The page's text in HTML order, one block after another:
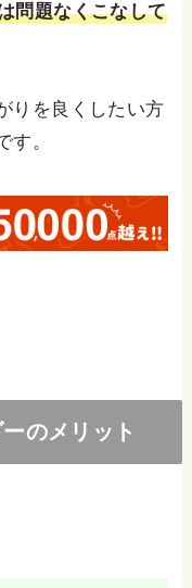
問題なくこなして
りを良くしたい方
す。
のメリット